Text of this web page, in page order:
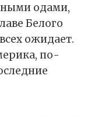
одами,
Белого
ожидает.
по-